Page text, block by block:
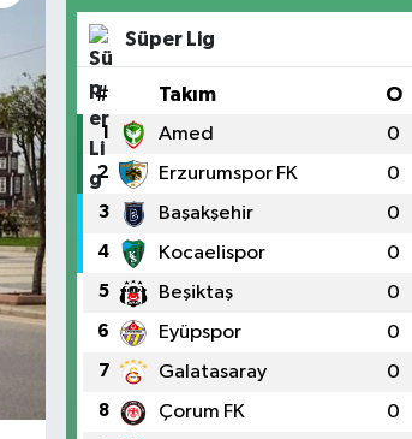
Süper Lig
# Takım O
1 Amed 0
2 Erzurumspor FK 0
3 Başakşehir 0
4 Kocaelispor 0
5 Beşiktaş 0
6 Eyüpspor 0
7 Galatasaray 0
8 Çorum FK 0